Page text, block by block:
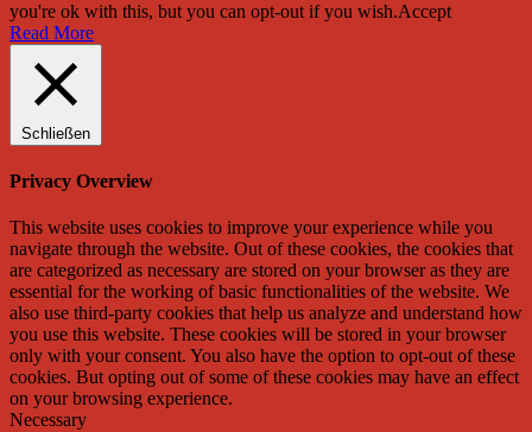
you're ok with this, but you can opt-out if you wish.Accept
Read More
Schließen
Privacy Overview
This website uses cookies to improve your experience while you
navigate through the website. Out of these cookies, the cookies that
are categorized as necessary are stored on your browser as they are
essential for the working of basic functionalities of the website. We
also use third-party cookies that help us analyze and understand how
you use this website. These cookies will be stored in your browser
only with your consent. You also have the option to opt-out of these
cookies. But opting out of some of these cookies may have an effect
on your browsing experience.
Necessary